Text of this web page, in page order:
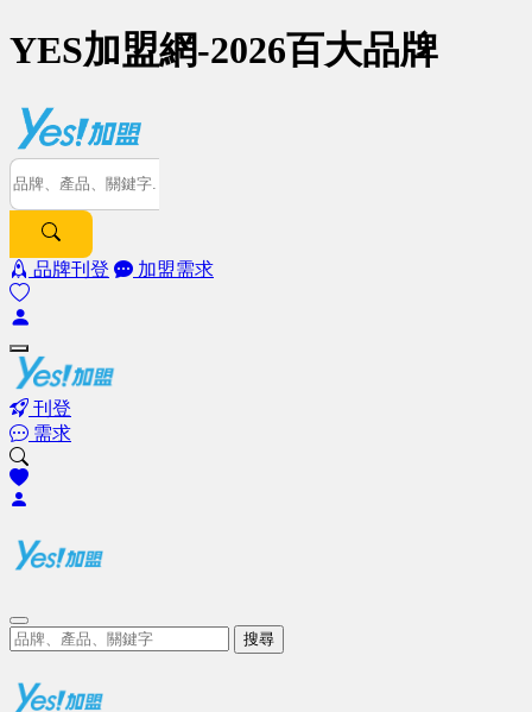
YES加盟網-2026百大品牌
品牌刊登 加盟需求
刊登
需求
搜尋